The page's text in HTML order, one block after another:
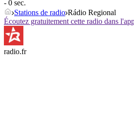
- 0 sec.
Stations de radio Rádio Regional
Écoutez gratuitement cette radio dans
radio.fr